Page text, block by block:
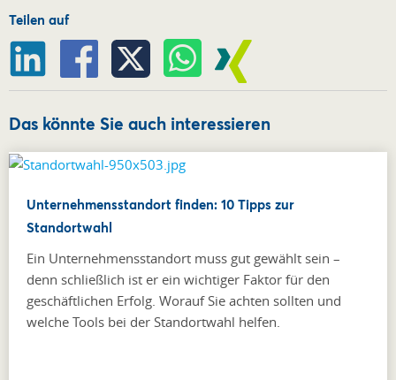
Teilen auf
Das könnte Sie auch interessieren
Unternehmensstandort finden: 10 Tipps zur
Standortwahl
Ein Unternehmensstandort muss gut gewählt sein –
denn schließlich ist er ein wichtiger Faktor für den
geschäftlichen Erfolg. Worauf Sie achten sollten und
welche Tools bei der Standortwahl helfen.